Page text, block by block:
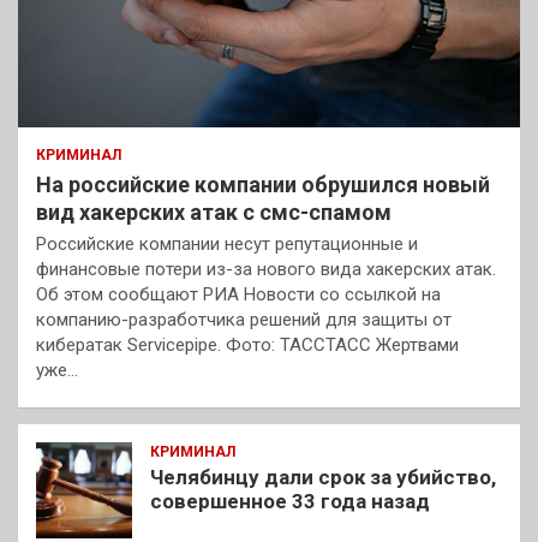
КРИМИНАЛ
На российские компании обрушился новый
вид хакерских атак с смс-спамом
Российские компании несут репутационные и
финансовые потери из-за нового вида хакерских атак.
Об этом сообщают РИА Новости со ссылкой на
компанию-разработчика решений для защиты от
кибератак Servicepipe. Фото: ТАССТАСС Жертвами
уже…
КРИМИНАЛ
Челябинцу дали срок за убийство,
совершенное 33 года назад